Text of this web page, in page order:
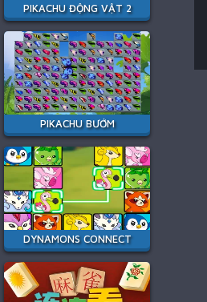
PIKACHU ĐỘNG VẬT 2
PIKACHU BƯỚM
DYNAMONS CONNECT